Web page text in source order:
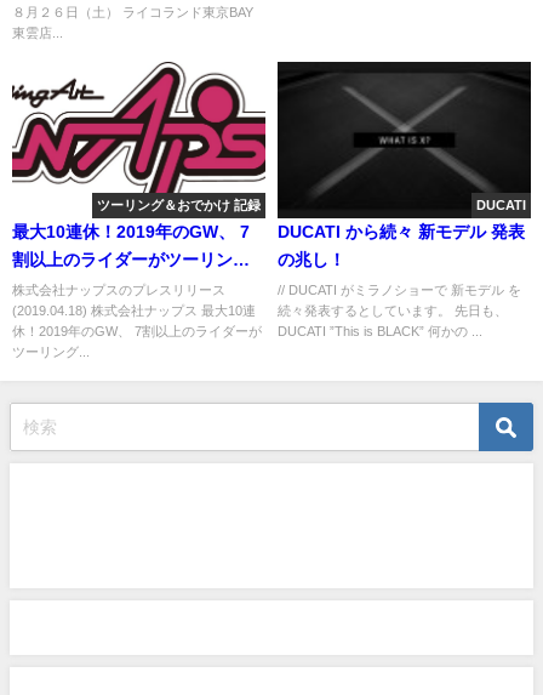
８月２６日（土） ライコランド東京BAY
東雲店...
ツーリング＆おでかけ 記録
最大10連休！2019年のGW、 7
割以上のライダーがツーリング
に 行きたい！ライダーのツーリ
ングに関する実態調査
株式会社ナップスのプレスリリース
(2019.04.18) 株式会社ナップス 最大10連
休！2019年のGW、 7割以上のライダーが
ツーリング...
DUCATI
DUCATI から続々 新モデル 発表
の兆し！
// DUCATI がミラノショーで 新モデル を
続々発表するとしています。 先日も、
DUCATI ”This is BLACK” 何かの ...